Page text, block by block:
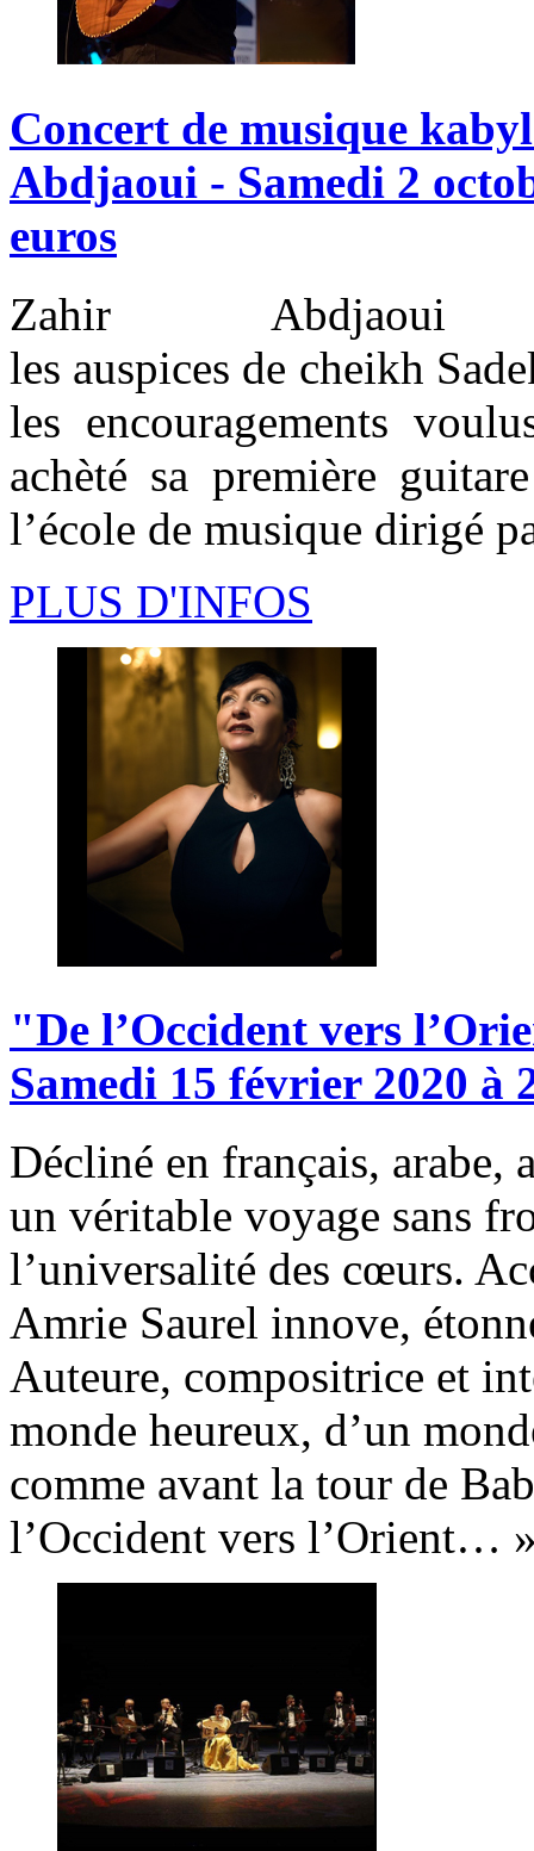
Concert de musique
Abdjaoui - Samedi 2
euros
Zahir
les auspices de cheikh
les encouragements
achèté sa première
l’école de musique dirigé
PLUS D'INFOS
"De l’Occident vers
Samedi 15 février 2020 à
Décliné en français, arabe,
un véritable voyage sans
l’universalité des cœurs.
Amrie Saurel innove,
Auteure, compositrice et
monde heureux, d’un
comme avant la tour de
l’Occident vers l’Orient…